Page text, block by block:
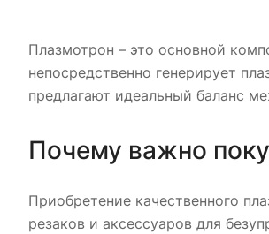
Плазмотрон – это основной
непосредственно генерирует
предлагают идеальный баланс
Почему важно
Приобретение качественного
резаков и аксессуаров для